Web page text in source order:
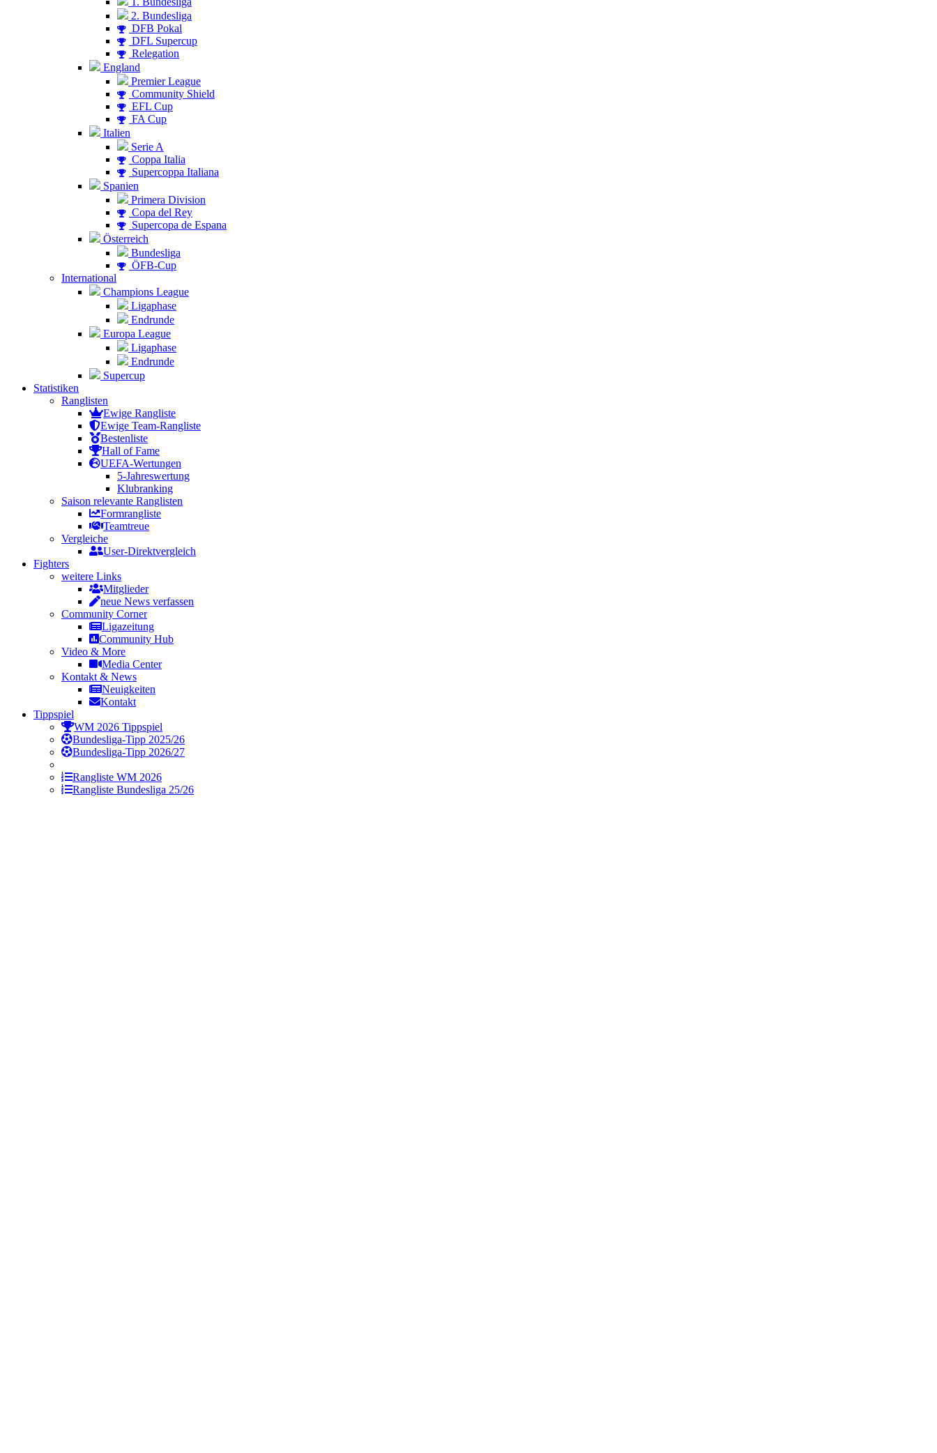
2. Bundesliga
DFB Pokal
DFL Supercup
Relegation
England
Premier League
Community Shield
EFL Cup
FA Cup
Italien
Serie A
Coppa Italia
Supercoppa Italiana
Spanien
Primera Division
Copa del Rey
Supercopa de Espana
Österreich
Bundesliga
ÖFB-Cup
International
Champions League
Ligaphase
Endrunde
Europa League
Ligaphase
Endrunde
Supercup
Statistiken
Ranglisten
Ewige Rangliste
Ewige Team-Rangliste
Bestenliste
Hall of Fame
UEFA-Wertungen
5-Jahreswertung
Klubranking
Saison relevante Ranglisten
Formrangliste
Teamtreue
Vergleiche
User-Direktvergleich
Fighters
weitere Links
Mitglieder
neue News verfassen
Community Corner
Ligazeitung
Community Hub
Video & More
Media Center
Kontakt & News
Neuigkeiten
Kontakt
Tippspiel
WM 2026 Tippspiel
Bundesliga-Tipp 2025/26
Bundesliga-Tipp 2026/27
Rangliste WM 2026
Rangliste Bundesliga 25/26